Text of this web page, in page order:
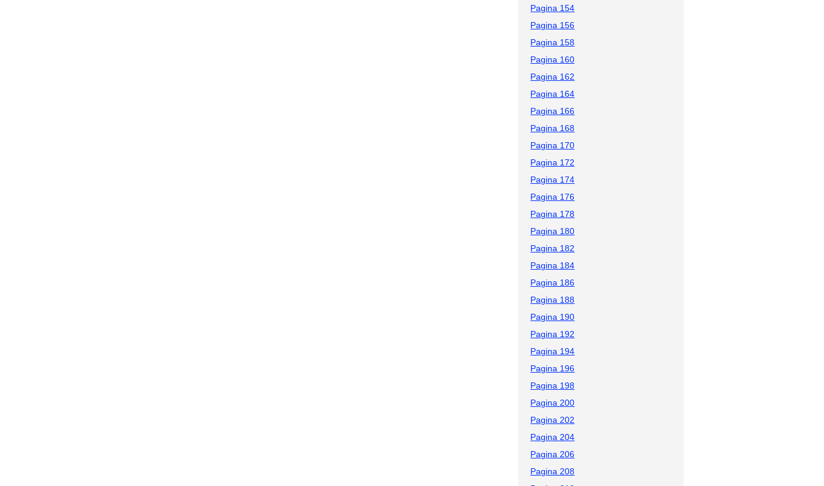
Pagina 154
Pagina 156
Pagina 158
Pagina 160
Pagina 162
Pagina 164
Pagina 166
Pagina 168
Pagina 170
Pagina 172
Pagina 174
Pagina 176
Pagina 178
Pagina 180
Pagina 182
Pagina 184
Pagina 186
Pagina 188
Pagina 190
Pagina 192
Pagina 194
Pagina 196
Pagina 198
Pagina 200
Pagina 202
Pagina 204
Pagina 206
Pagina 208